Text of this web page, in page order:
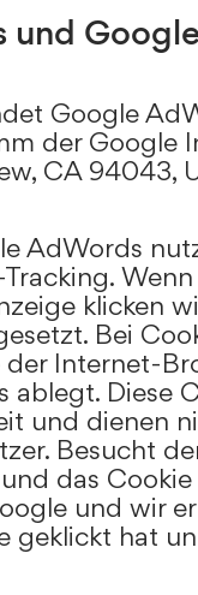
und
Google
der Google
CA 94043,
AdWords
klicken
Bei
der Internet-
ablegt. Diese
und dienen
Besucht
das
und wir
geklickt hat